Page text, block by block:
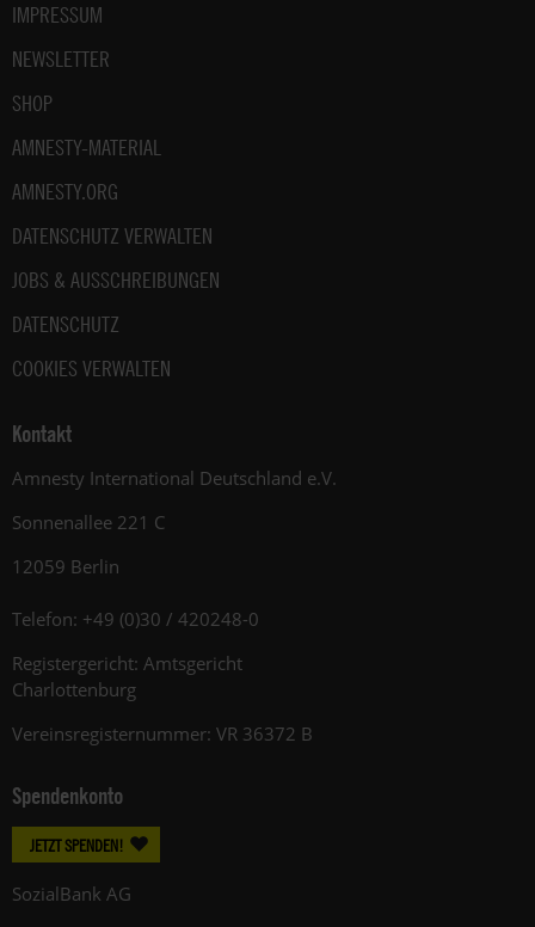
IMPRESSUM
NEWSLETTER
SHOP
AMNESTY-MATERIAL
AMNESTY.ORG
DATENSCHUTZ VERWALTEN
JOBS & AUSSCHREIBUNGEN
DATENSCHUTZ
COOKIES VERWALTEN
Kontakt
Amnesty International Deutschland e.V.
Sonnenallee 221 C
12059 Berlin
Telefon: +49 (0)30 / 420248-0
Registergericht: Amtsgericht
Charlottenburg
Vereinsregisternummer: VR 36372 B
Spendenkonto
JETZT SPENDEN!
SozialBank AG